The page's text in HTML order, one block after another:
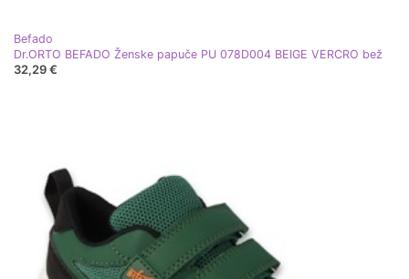
Befado
Dr.ORTO BEFADO Ženske papuče PU 078D004 BEIGE VERCRO bež
32,29 €